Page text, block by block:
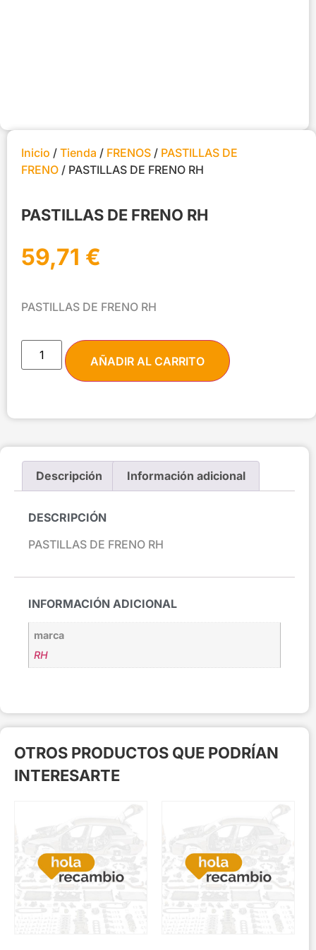
Inicio / Tienda / FRENOS / PASTILLAS DE
FRENO / PASTILLAS DE FRENO RH
PASTILLAS DE FRENO RH
59,71 €
PASTILLAS DE FRENO RH
AÑADIR AL CARRITO
Descripción Información adicional
DESCRIPCIÓN
PASTILLAS DE FRENO RH
INFORMACIÓN ADICIONAL
marca
RH
OTROS PRODUCTOS QUE PODRÍAN
INTERESARTE